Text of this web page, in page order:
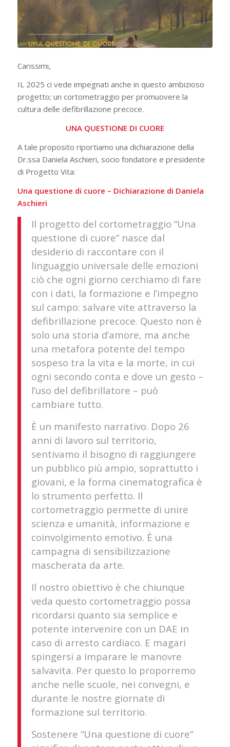
Carissimi,
IL 2025 ci vede impegnati anche in questo ambizioso
progetto; un cortometraggio per promuovere la
cultura delle defibrillazione precoce.
UNA QUESTIONE DI CUORE
A tale proposito riportiamo una dichiarazione della
Dr.ssa Daniela Aschieri, socio fondatore e presidente
di Progetto Vita:
Una questione di cuore – Dichiarazione di Daniela
Aschieri
Il progetto del cortometraggio “Una
questione di cuore” nasce dal
desiderio di raccontare con il
linguaggio universale delle emozioni
ciò che ogni giorno cerchiamo di fare
con i dati, la formazione e l’impegno
sul campo: salvare vite attraverso la
defibrillazione precoce. Questo non è
solo una storia d’amore, ma anche
una metafora potente del tempo
sospeso tra la vita e la morte, in cui
ogni secondo conta e dove un gesto –
l’uso del defibrillatore – può
cambiare tutto.
È un manifesto narrativo. Dopo 26
anni di lavoro sul territorio,
sentivamo il bisogno di raggiungere
un pubblico più ampio, soprattutto i
giovani, e la forma cinematografica è
lo strumento perfetto. Il
cortometraggio permette di unire
scienza e umanità, informazione e
coinvolgimento emotivo. È una
campagna di sensibilizzazione
mascherata da arte.
Il nostro obiettivo è che chiunque
veda questo cortometraggio possa
ricordarsi quanto sia semplice e
potente intervenire con un DAE in
caso di arresto cardiaco. E magari
spingersi a imparare le manovre
salvavita. Per questo lo proporremo
anche nelle scuole, nei convegni, e
durante le nostre giornate di
formazione sul territorio.
Sostenere “Una questione di cuore”